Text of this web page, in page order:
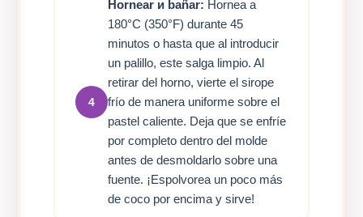
4
Hornear и bañar: Hornea a
180°C (350°F) durante 45
minutos o hasta que al introducir
un palillo, este salga limpio. Al
retirar del horno, vierte el sirope
frío de manera uniforme sobre el
pastel caliente. Deja que se enfríe
por completo dentro del molde
antes de desmoldarlo sobre una
fuente. ¡Espolvorea un poco más
de coco por encima y sirve!